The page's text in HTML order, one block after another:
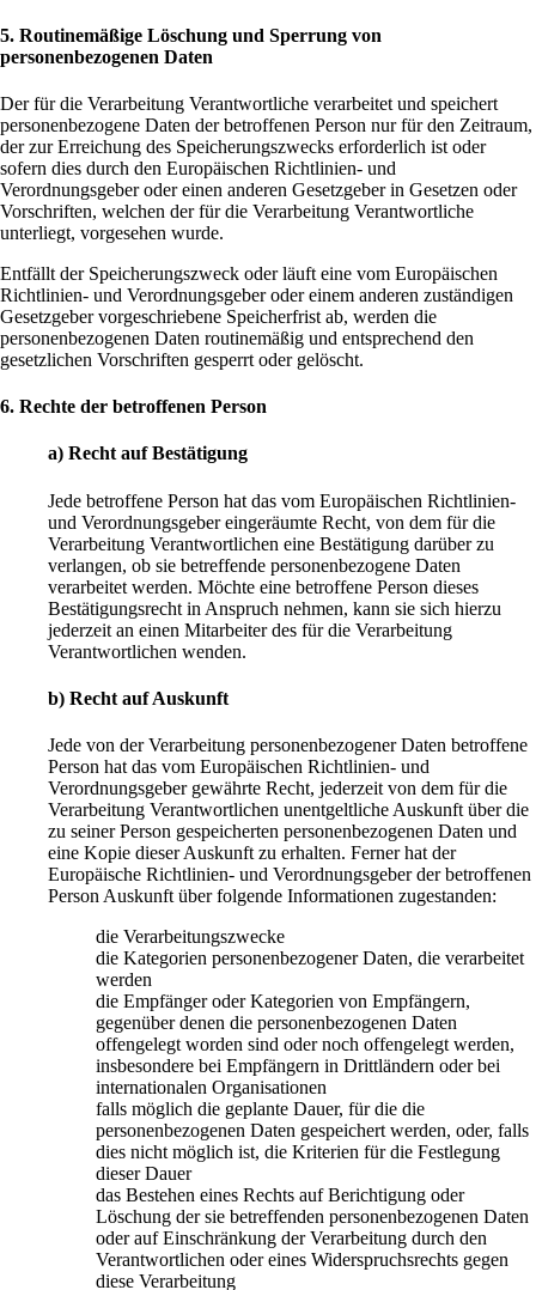
5. Routinemäßige Löschung und Sperrung von
personenbezogenen Daten
Der für die Verarbeitung Verantwortliche verarbeitet und speichert
personenbezogene Daten der betroffenen Person nur für den Zeitraum,
der zur Erreichung des Speicherungszwecks erforderlich ist oder
sofern dies durch den Europäischen Richtlinien- und
Verordnungsgeber oder einen anderen Gesetzgeber in Gesetzen oder
Vorschriften, welchen der für die Verarbeitung Verantwortliche
unterliegt, vorgesehen wurde.
Entfällt der Speicherungszweck oder läuft eine vom Europäischen
Richtlinien- und Verordnungsgeber oder einem anderen zuständigen
Gesetzgeber vorgeschriebene Speicherfrist ab, werden die
personenbezogenen Daten routinemäßig und entsprechend den
gesetzlichen Vorschriften gesperrt oder gelöscht.
6. Rechte der betroffenen Person
a) Recht auf Bestätigung
Jede betroffene Person hat das vom Europäischen Richtlinien-
und Verordnungsgeber eingeräumte Recht, von dem für die
Verarbeitung Verantwortlichen eine Bestätigung darüber zu
verlangen, ob sie betreffende personenbezogene Daten
verarbeitet werden. Möchte eine betroffene Person dieses
Bestätigungsrecht in Anspruch nehmen, kann sie sich hierzu
jederzeit an einen Mitarbeiter des für die Verarbeitung
Verantwortlichen wenden.
b) Recht auf Auskunft
Jede von der Verarbeitung personenbezogener Daten betroffene
Person hat das vom Europäischen Richtlinien- und
Verordnungsgeber gewährte Recht, jederzeit von dem für die
Verarbeitung Verantwortlichen unentgeltliche Auskunft über die
zu seiner Person gespeicherten personenbezogenen Daten und
eine Kopie dieser Auskunft zu erhalten. Ferner hat der
Europäische Richtlinien- und Verordnungsgeber der betroffenen
Person Auskunft über folgende Informationen zugestanden:
die Verarbeitungszwecke
die Kategorien personenbezogener Daten, die verarbeitet
werden
die Empfänger oder Kategorien von Empfängern,
gegenüber denen die personenbezogenen Daten
offengelegt worden sind oder noch offengelegt werden,
insbesondere bei Empfängern in Drittländern oder bei
internationalen Organisationen
falls möglich die geplante Dauer, für die die
personenbezogenen Daten gespeichert werden, oder, falls
dies nicht möglich ist, die Kriterien für die Festlegung
dieser Dauer
das Bestehen eines Rechts auf Berichtigung oder
Löschung der sie betreffenden personenbezogenen Daten
oder auf Einschränkung der Verarbeitung durch den
Verantwortlichen oder eines Widerspruchsrechts gegen
diese Verarbeitung